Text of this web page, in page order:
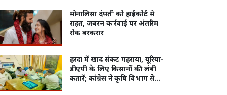
मोनालिसा दंपती को हाईकोर्ट से
राहत, जबरन कार्रवाई पर अंतरिम
रोक बरकरार
हरदा में खाद संकट गहराया, यूरिया-
डीएपी के लिए किसानों की लंबी
कतारें; कांग्रेस ने कृषि विभाग से